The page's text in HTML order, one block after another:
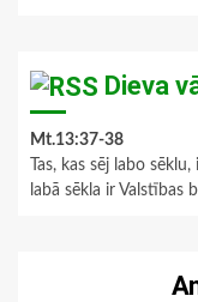
Dieva
Mt.13:37-38
Tas, kas sēj labo
labā sēkla ir Valstības